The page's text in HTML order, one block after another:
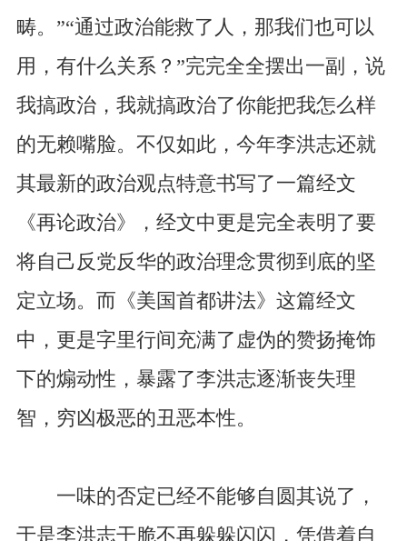
畴。”“通过政治能救了人，那我们也可以
用，有什么关系？”完完全全摆出一副，说
我搞政治，我就搞政治了你能把我怎么样
的无赖嘴脸。不仅如此，今年李洪志还就
其最新的政治观点特意书写了一篇经文
《再论政治》，经文中更是完全表明了要
将自己反党反华的政治理念贯彻到底的坚
定立场。而《美国首都讲法》这篇经文
中，更是字里行间充满了虚伪的赞扬掩饰
下的煽动性，暴露了李洪志逐渐丧失理
智，穷凶极恶的丑恶本性。
一味的否定已经不能够自圆其说了，
于是李洪志干脆不再躲躲闪闪，凭借着自